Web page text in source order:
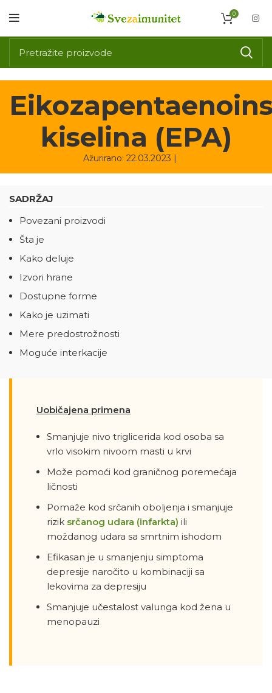
0
kiselina (EPA)
Ažurirano: 22.03.2023 |
SADRŽAJ
Povezani proizvodi
Šta je
Kako deluje
Izvori hrane
Dostupne forme
Kako je uzimati
Mere predostrožnosti
Moguće interkacije
Uobičajena primena
Smanjuje nivo triglicerida kod osoba sa
vrlo visokim nivoom masti u krvi
Može pomoći kod graničnog poremećaja
ličnosti
Pomaže kod srčanih oboljenja i smanjuje
rizik srčanog udara (infarkta) ili
moždanog udara sa smrtnim ishodom
Efikasan je u smanjenju simptoma
depresije naročito u kombinaciji sa
lekovima za depresiju
Smanjuje učestalost valunga kod žena u
menopauzi